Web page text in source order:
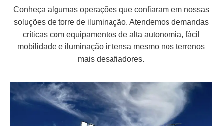
Conheça algumas operações que confiaram em nossas
soluções de torre de iluminação. Atendemos demandas
críticas com equipamentos de alta autonomia, fácil
mobilidade e iluminação intensa mesmo nos terrenos
mais desafiadores.